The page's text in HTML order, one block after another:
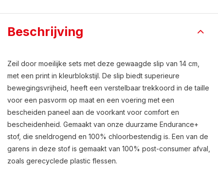
Beschrijving
Zeil door moeilijke sets met deze gewaagde slip van 14 cm,
met een print in kleurblokstijl. De slip biedt superieure
bewegingsvrijheid, heeft een verstelbaar trekkoord in de taille
voor een pasvorm op maat en een voering met een
bescheiden paneel aan de voorkant voor comfort en
bescheidenheid. Gemaakt van onze duurzame Endurance+
stof, die sneldrogend en 100% chloorbestendig is. Een van de
garens in deze stof is gemaakt van 100% post-consumer afval,
zoals gerecyclede plastic flessen.